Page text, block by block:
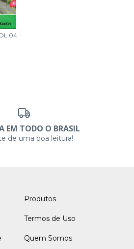
04
EM TODO O BRASIL
de uma boa leitura!
Produtos
Termos de Uso
Quem Somos